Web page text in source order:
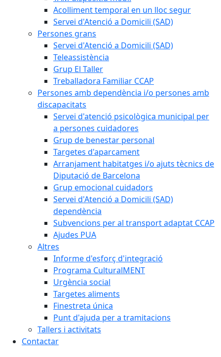
Acolliment temporal en un lloc segur
Servei d'Atenció a Domicili (SAD)
Persones grans
Servei d'Atenció a Domicili (SAD)
Teleassistència
Grup El Taller
Treballadora Familiar CCAP
Persones amb dependència i/o persones amb
discapacitats
Servei d'atenció psicològica municipal per
a persones cuidadores
Grup de benestar personal
Targetes d'aparcament
Arranjament habitatges i/o ajuts tècnics de
Diputació de Barcelona
Grup emocional cuidadors
Servei d'Atenció a Domicili (SAD)
dependència
Subvencions per al transport adaptat CCAP
Ajudes PUA
Altres
Informe d'esforç d'integració
Programa CulturalMENT
Urgència social
Targetes aliments
Finestreta única
Punt d'ajuda per a tramitacions
Tallers i activitats
Contactar